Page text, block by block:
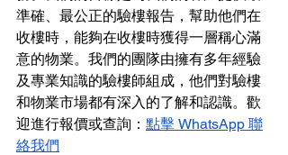
準確、最公正的驗樓報告，幫助他們在
收樓時，能夠在收樓時獲得一層稱心滿
意的物業。我們的團隊由擁有多年經驗
及專業知識的驗樓師組成，他們對驗樓
和物業市場都有深入的了解和認識。歡
迎進行報價或查詢： 點擊 WhatsApp 聯
絡我們